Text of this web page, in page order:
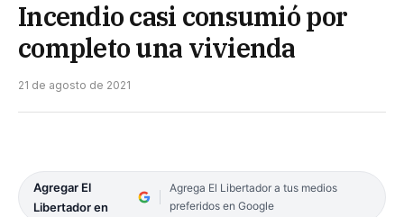
Incendio casi consumió por
completo una vivienda
21 de agosto de 2021
Agregar El
Libertador en
Agrega El Libertador a tus medios
preferidos en Google